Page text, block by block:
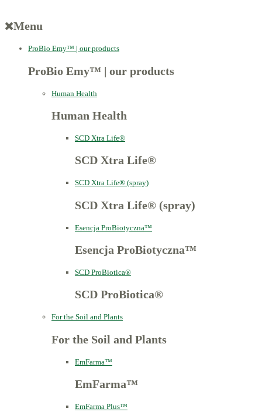
Menu
ProBio Emy™ | our products
ProBio Emy™ | our products
Human Health
Human Health
SCD Xtra Life®
SCD Xtra Life®
SCD Xtra Life® (spray)
SCD Xtra Life® (spray)
Esencja ProBiotyczna™
Esencja ProBiotyczna™
SCD ProBiotica®
SCD ProBiotica®
For the Soil and Plants
For the Soil and Plants
EmFarma™
EmFarma™
EmFarma Plus™